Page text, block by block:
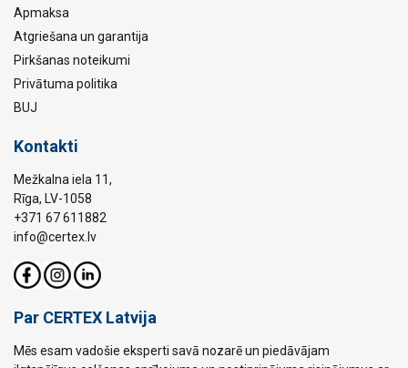
Apmaksa
Atgriešana un garantija
Pirkšanas noteikumi
Privātuma politika
BUJ
Kontakti
Mežkalna iela 11,
Rīga, LV-1058
+371 67 611882
info@certex.lv
Par CERTEX Latvija
Mēs esam vadošie eksperti savā nozarē un piedāvājam